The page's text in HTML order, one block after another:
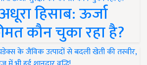
हिसाब: ऊर्जा
कौन चुका रहा है?